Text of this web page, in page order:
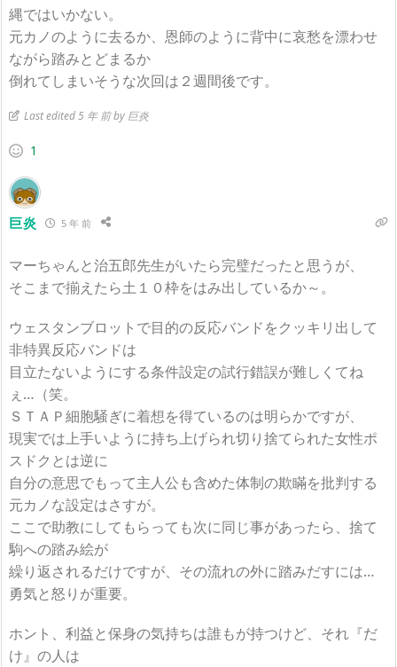
縄ではいかない。
元カノのように去るか、恩師のように背中に哀愁を漂わせ
ながら踏みとどまるか
倒れてしまいそうな次回は２週間後です。
Last edited 5 年 前 by 巨炎
1
巨炎 5 年 前
マーちゃんと治五郎先生がいたら完璧だったと思うが、
そこまで揃えたら土１０枠をはみ出しているか～。
ウェスタンブロットで目的の反応バンドをクッキリ出して
非特異反応バンドは
目立たないようにする条件設定の試行錯誤が難しくてね
ぇ…（笑。
ＳＴＡＰ細胞騒ぎに着想を得ているのは明らかですが、
現実では上手いように持ち上げられ切り捨てられた女性ポ
スドクとは逆に
自分の意思でもって主人公も含めた体制の欺瞞を批判する
元カノな設定はさすが。
ここで助教にしてもらっても次に同じ事があったら、捨て
駒への踏み絵が
繰り返されるだけですが、その流れの外に踏みだすには…
勇気と怒りが重要。
ホント、利益と保身の気持ちは誰もが持つけど、それ『だ
け』の人は